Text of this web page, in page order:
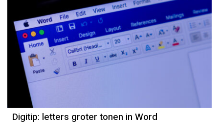
Digitip: letters groter tonen in Word